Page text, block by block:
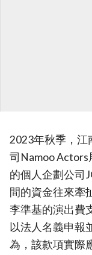
2023年秋季，江
司Namoo
的個人企劃公司
間的資金往來牽
李準基的演出費
以法人名義申報
為，該款項實際